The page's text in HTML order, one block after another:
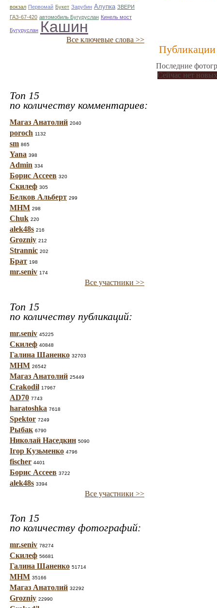
вокзал Первомай Букет Зарубин Алупка ЗВЕРИ
ГАЗ-67-420 автомобиль Бугуруслан Кинель мост
Бугуруслан Кашин
Все ключевые слова >>
Топ 15
по количеству комментариев:
Магаз Анатолий 2040
poroch 1132
sm 865
Yana 398
Admin 334
Борис Ассеев 320
Скилеф 305
Белков Альберт 299
МНМ 298
Chuk 220
alek48s 216
Grozniy 212
Strannic 202
Брат 198
mr.seniv 174
Все участники >>
Топ 15
по количеству публикаций:
mr.seniv 45225
Скилеф 40848
Галина Шаненко 32703
МНМ 26542
Магаз Анатолий 25449
Crakodil 17967
AD70 7743
haratoshka 7618
Spektor 7249
Рыбак 6790
Николай Наседкин 5090
Ігор Кузьменко 4796
fischer 4401
Борис Ассеев 3722
alek48s 3394
Все участники >>
Топ 15
по количеству фотографий:
mr.seniv 78274
Скилеф 56681
Галина Шаненко 51714
МНМ 35166
Магаз Анатолий 32292
Grozniy 22990
Публикации
Последние
Сейчас нет